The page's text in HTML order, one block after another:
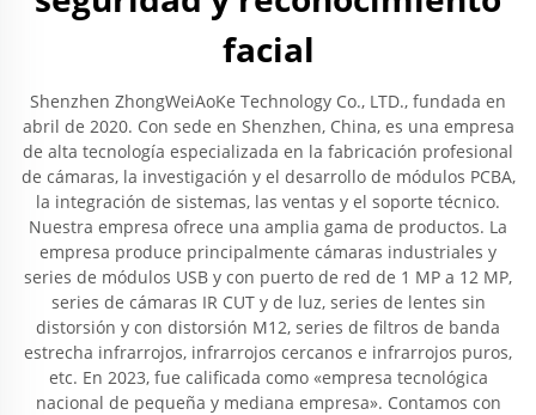
facial
Shenzhen ZhongWeiAoKe Technology Co., LTD., fundada en
abril de 2020. Con sede en Shenzhen, China, es una empresa
de alta tecnología especializada en la fabricación profesional
de cámaras, la investigación y el desarrollo de módulos PCBA,
la integración de sistemas, las ventas y el soporte técnico.
Nuestra empresa ofrece una amplia gama de productos. La
empresa produce principalmente cámaras industriales y
series de módulos USB y con puerto de red de 1 MP a 12 MP,
series de cámaras IR CUT y de luz, series de lentes sin
distorsión y con distorsión M12, series de filtros de banda
estrecha infrarrojos, infrarrojos cercanos e infrarrojos puros,
etc. En 2023, fue calificada como «empresa tecnológica
nacional de pequeña y mediana empresa». Contamos con